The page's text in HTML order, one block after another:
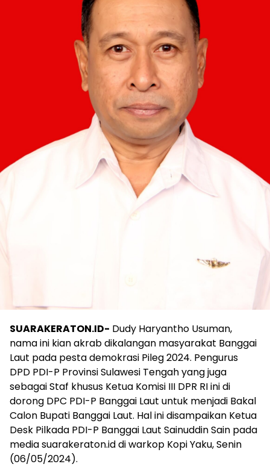
SUARAKERATON.ID- Dudy Haryantho Usuman,
nama ini kian akrab dikalangan masyarakat Banggai
Laut pada pesta demokrasi Pileg 2024. Pengurus
DPD PDI-P Provinsi Sulawesi Tengah yang juga
sebagai Staf khusus Ketua Komisi III DPR RI ini di
dorong DPC PDI-P Banggai Laut untuk menjadi Bakal
Calon Bupati Banggai Laut. Hal ini disampaikan Ketua
Desk Pilkada PDI-P Banggai Laut Sainuddin Sain pada
media suarakeraton.id di warkop Kopi Yaku, Senin
(06/05/2024).